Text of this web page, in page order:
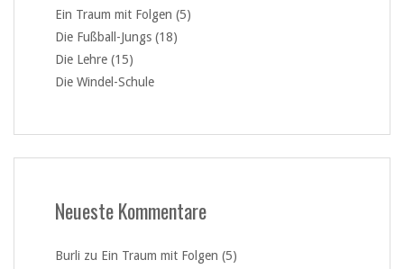
Ein Traum mit Folgen (5)
Die Fußball-Jungs (18)
Die Lehre (15)
Die Windel-Schule
Neueste Kommentare
Burli zu Ein Traum mit Folgen (5)